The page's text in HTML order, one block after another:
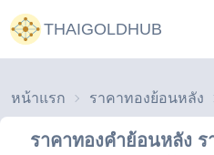
THAIGOLDHUB
หน้าแรก ราคาทองย้อนหลัง
ราคาทองคำย้อนหลัง ร